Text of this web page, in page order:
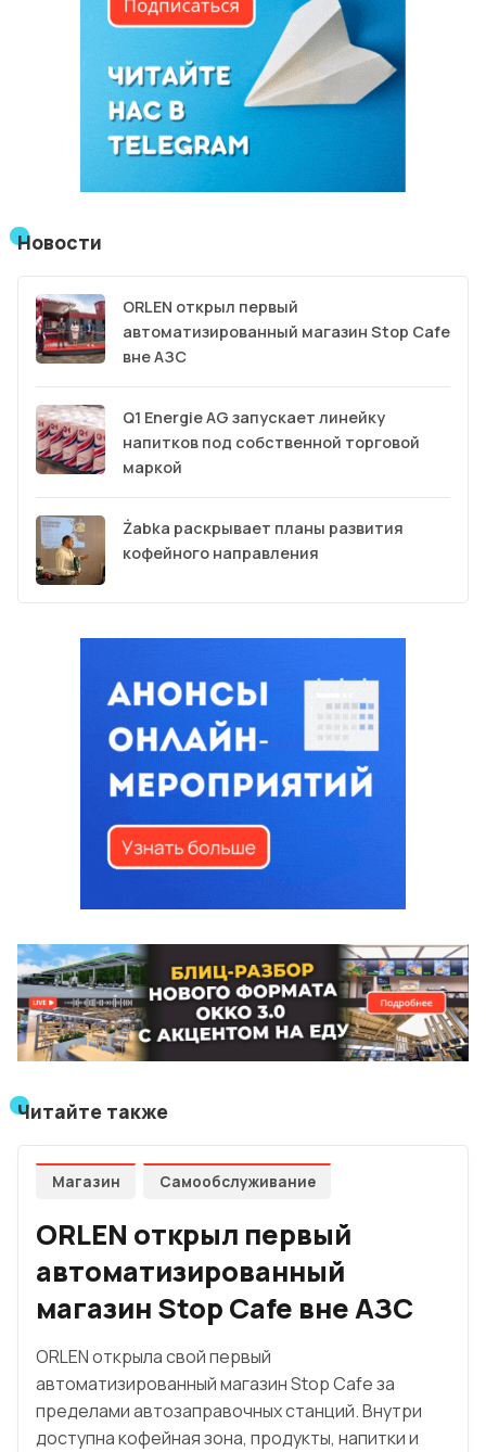
Новости
ORLEN открыл первый
автоматизированный магазин Stop Cafe
вне АЗС
Q1 Energie AG запускает линейку
напитков под собственной торговой
маркой
Żabka раскрывает планы развития
кофейного направления
Читайте также
Магазин Самообслуживание
ORLEN открыл первый
автоматизированный
магазин Stop Cafe вне АЗС
ORLEN открыла свой первый
автоматизированный магазин Stop Cafe за
пределами автозаправочных станций. Внутри
доступна кофейная зона, продукты, напитки и